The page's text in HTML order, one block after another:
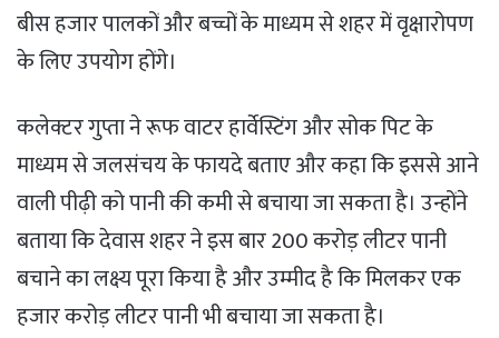
बीस हजार पालकों और बच्चों के माध्यम से शहर में वृक्षारोपण
के लिए उपयोग होंगे।
कलेक्टर गुप्ता ने रूफ वाटर हार्वेस्टिंग और सोक पिट के
माध्यम से जलसंचय के फायदे बताए और कहा कि इससे आने
वाली पीढ़ी को पानी की कमी से बचाया जा सकता है। उन्होंने
बताया कि देवास शहर ने इस बार 200 करोड़ लीटर पानी
बचाने का लक्ष्य पूरा किया है और उम्मीद है कि मिलकर एक
हजार करोड़ लीटर पानी भी बचाया जा सकता है।